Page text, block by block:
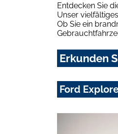
Entdecken Sie
Unser
Ob Sie ein
Erkunden
Ford